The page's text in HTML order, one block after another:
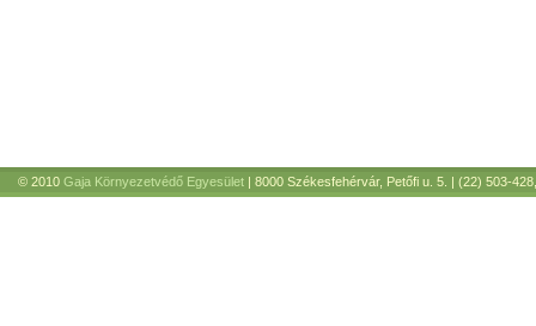
© 2010 Gaja Környezetvédő Egyesület | 8000 Székesfehérvár, Petőfi u. 5. | (22) 503-